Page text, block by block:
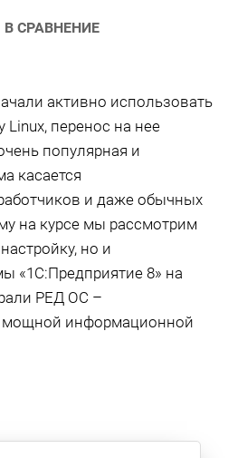
В СРАВНЕНИЕ
активно использовать
перенос на нее
популярная и
касается
и даже обычных
на курсе мы рассмотрим
но и
«1С:Предприятие 8» на
РЕД ОС –
мощной информационной